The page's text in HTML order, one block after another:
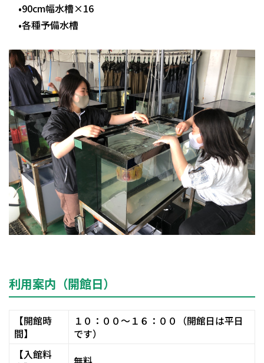
•90cm幅水槽×16
•各種予備水槽
利用案内（開館日）
【開館時
間】
１０：００～１６：００（開館日は平日
です）
【入館料